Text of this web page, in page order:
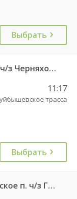
Выбрать
580 Калининград АВ — Гусев КДП ч/з Черняховск АС
11:17
трасса
Выбрать
583 Калининград АВ — Чернышевское п. ч/з Гвардейск КДП, Черняховск АС